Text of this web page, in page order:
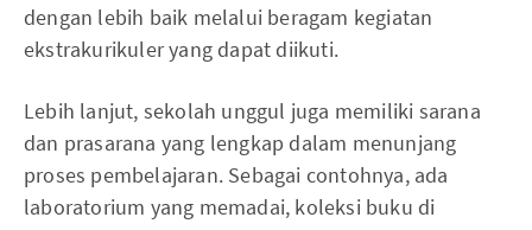
dengan lebih baik melalui beragam kegiatan
ekstrakurikuler yang dapat diikuti.
Lebih lanjut, sekolah unggul juga memiliki sarana
dan prasarana yang lengkap dalam menunjang
proses pembelajaran. Sebagai contohnya, ada
laboratorium yang memadai, koleksi buku di